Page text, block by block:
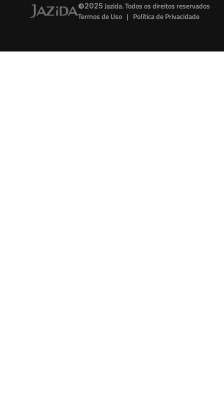
©2025 Jazida. Todos os direitos reservados
Termos de Uso   |   Política de Privacidade